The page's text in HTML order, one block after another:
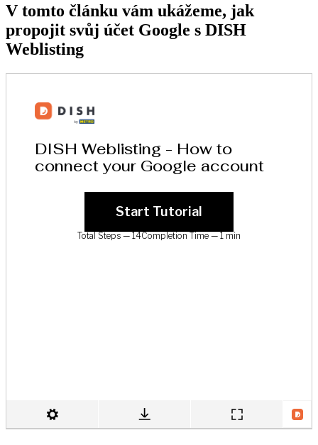
V tomto článku vám ukážeme, jak
propojit svůj účet Google s DISH
Weblisting